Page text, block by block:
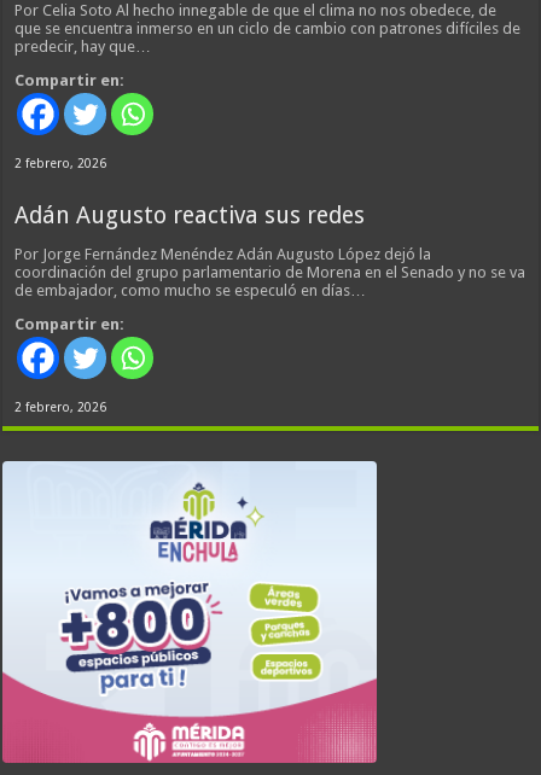
Por Celia Soto Al hecho innegable de que el clima no nos obedece, de
que se encuentra inmerso en un ciclo de cambio con patrones difíciles de
predecir, hay que…
Compartir en:
2 febrero, 2026
Adán Augusto reactiva sus redes
Por Jorge Fernández Menéndez Adán Augusto López dejó la
coordinación del grupo parlamentario de Morena en el Senado y no se va
de embajador, como mucho se especuló en días…
Compartir en:
2 febrero, 2026